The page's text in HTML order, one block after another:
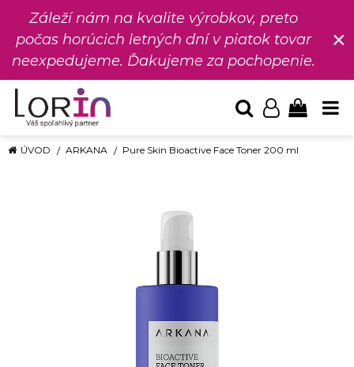
Záleží nám na kvalite výrobkov, preto
počas horúcich letných dní v piatok tovar
neexpedujeme. Ďakujeme za pochopenie.
×
ÚVOD ARKANA Pure Skin Bioactive Face Toner 200 ml